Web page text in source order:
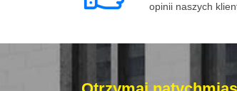
opinii naszych